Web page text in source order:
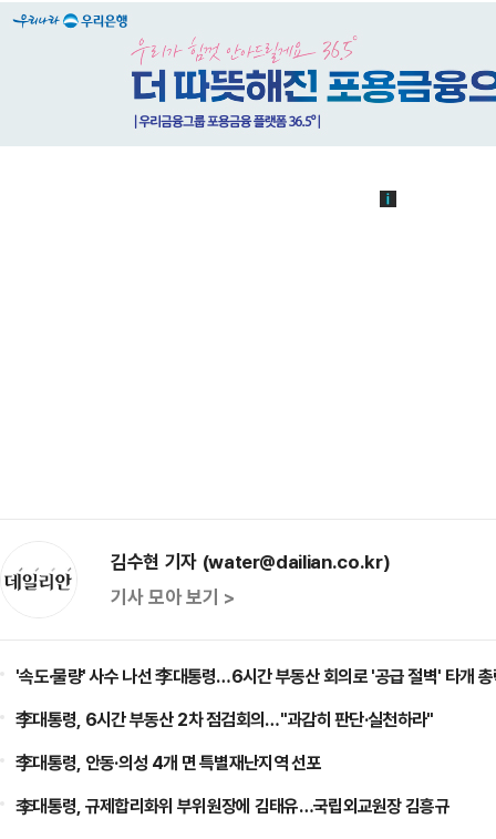
김수현 기자 (water@dailian.co.kr)
기사 모아 보기 >
'속도·물량' 사수 나선 李대통령…6시간 부동산 회의로 '공급 절벽' 타개
李대통령, 6시간 부동산 2차 점검회의…"과감히 판단·실천하라"
李대통령, 안동·의성 4개 면 특별재난지역 선포
李대통령, 규제합리화위 부위원장에 김태유…국립외교원장 김흥규